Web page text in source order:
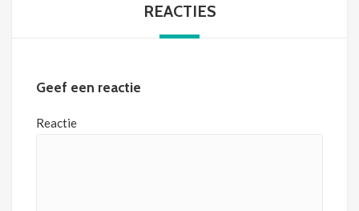
REACTIES
Geef een reactie
Reactie